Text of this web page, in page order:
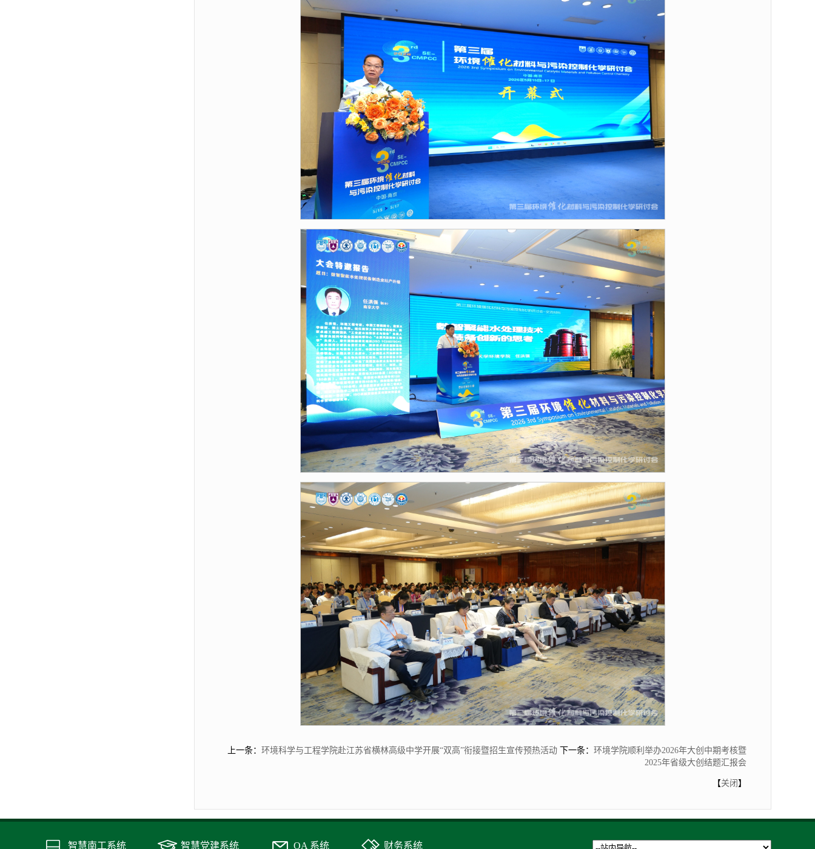
上一条： 环境科学与工程学院赴江苏省横林高级中学开展“双高”衔接暨招生宣传预热活动 下一条： 环境学院顺利举办2026年大创中期考核暨
2025年省级大创结题汇报会
【关闭 】
智慧南工系统 智慧党建系统 OA 系统 财务系统